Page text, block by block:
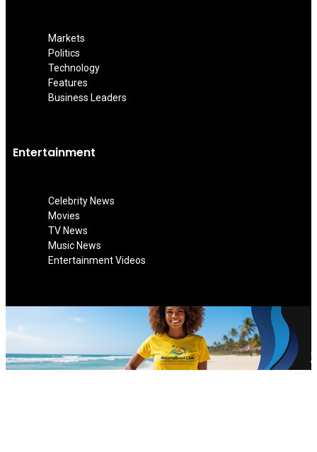
Markets
Politics
Technology
Features
Business Leaders
Entertainment
Celebrity News
Movies
TV News
Music News
Entertainment Videos